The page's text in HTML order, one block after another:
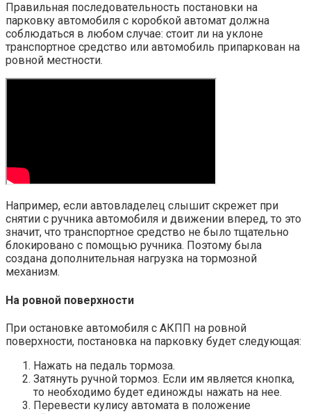
Правильная последовательность постановки на
парковку автомобиля с коробкой автомат должна
соблюдаться в любом случае: стоит ли на уклоне
транспортное средство или автомобиль припаркован на
ровной местности.
Например, если автовладелец слышит скрежет при
снятии с ручника автомобиля и движении вперед, то это
значит, что транспортное средство не было тщательно
блокировано с помощью ручника. Поэтому была
создана дополнительная нагрузка на тормозной
механизм.
На ровной поверхности
При остановке автомобиля с АКПП на ровной
поверхности, постановка на парковку будет следующая:
Нажать на педаль тормоза.
Затянуть ручной тормоз. Если им является кнопка,
то необходимо будет единожды нажать на нее.
Перевести кулису автомата в положение